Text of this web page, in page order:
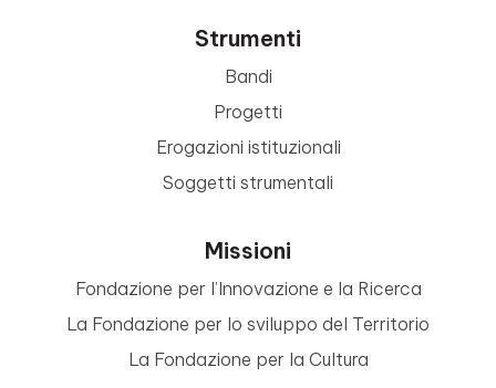
Strumenti
Bandi
Progetti
Erogazioni istituzionali
Soggetti strumentali
Missioni
Fondazione per l’Innovazione e la Ricerca
La Fondazione per lo sviluppo del Territorio
La Fondazione per la Cultura